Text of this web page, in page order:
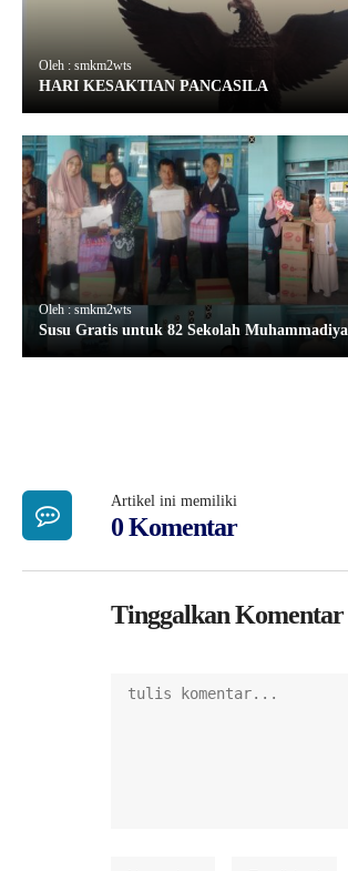
Oleh : smkm2wts
HARI KESAKTIAN PANCASILA
Oleh : smkm2wts
Susu Gratis untuk 82 Sekolah
Artikel ini memiliki
0 Komentar
Tinggalkan Komentar